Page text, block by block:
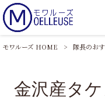
モワルーズ HOME > 隊長のお
金沢産タ